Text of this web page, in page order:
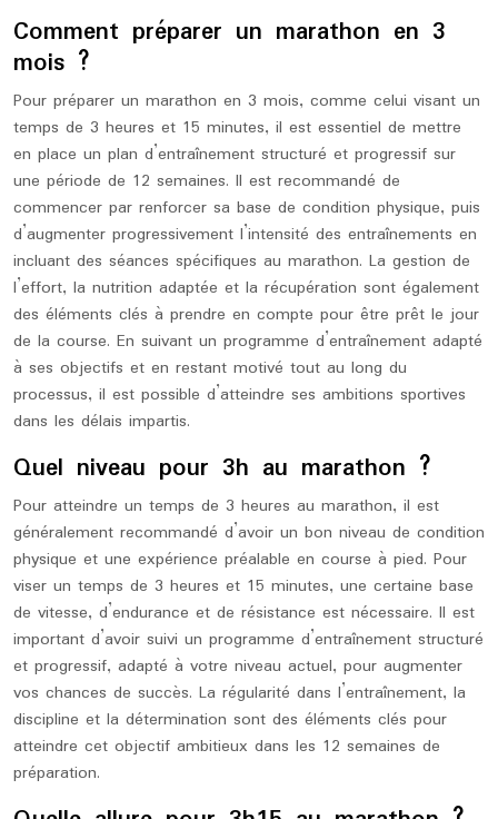
Comment préparer un marathon en 3
mois ?
Pour préparer un marathon en 3 mois, comme celui visant un
temps de 3 heures et 15 minutes, il est essentiel de mettre
en place un plan d’entraînement structuré et progressif sur
une période de 12 semaines. Il est recommandé de
commencer par renforcer sa base de condition physique, puis
d’augmenter progressivement l’intensité des entraînements en
incluant des séances spécifiques au marathon. La gestion de
l’effort, la nutrition adaptée et la récupération sont également
des éléments clés à prendre en compte pour être prêt le jour
de la course. En suivant un programme d’entraînement adapté
à ses objectifs et en restant motivé tout au long du
processus, il est possible d’atteindre ses ambitions sportives
dans les délais impartis.
Quel niveau pour 3h au marathon ?
Pour atteindre un temps de 3 heures au marathon, il est
généralement recommandé d’avoir un bon niveau de condition
physique et une expérience préalable en course à pied. Pour
viser un temps de 3 heures et 15 minutes, une certaine base
de vitesse, d’endurance et de résistance est nécessaire. Il est
important d’avoir suivi un programme d’entraînement structuré
et progressif, adapté à votre niveau actuel, pour augmenter
vos chances de succès. La régularité dans l’entraînement, la
discipline et la détermination sont des éléments clés pour
atteindre cet objectif ambitieux dans les 12 semaines de
préparation.